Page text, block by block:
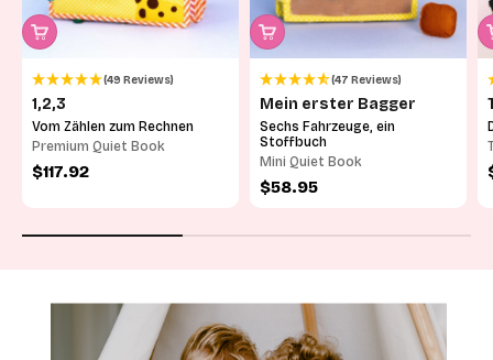
(49 Reviews)
1,2,3
Vom Zählen zum Rechnen
Premium Quiet Book
Angebot
$117.92
(47 Reviews)
Mein erster Bagger
Sechs Fahrzeuge, ein
Stoffbuch
Mini Quiet Book
Angebot
$58.95